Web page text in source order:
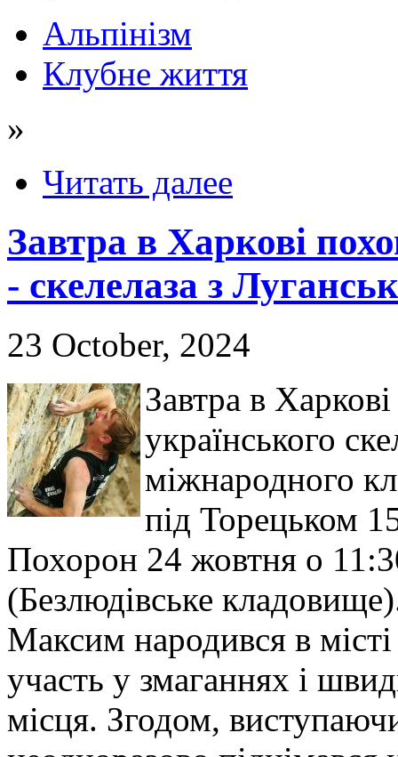
Альпінізм
Клубне життя
»
Читать далее
Завтра в Харкові
- скелелаза з
23 October, 2024
Завтра в
українського
міжнародного
під Торецьком
Похорон 24 жовтня о
(Безлюдівське
Максим народився в
участь у змаганнях і
місця. Згодом,